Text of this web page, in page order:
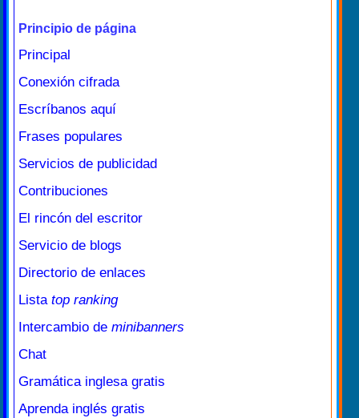
Principio de página
Principal
Conexión cifrada
Escríbanos aquí
Frases populares
Servicios de publicidad
Contribuciones
El rincón del escritor
Servicio de blogs
Directorio de enlaces
Lista top ranking
Intercambio de minibanners
Chat
Gramática inglesa gratis
Aprenda inglés gratis